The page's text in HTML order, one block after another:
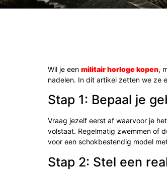
Wil je eenmilitair horloge kopen,
nadelen. In dit artikel zetten we ze
Stap 1: Bepaal je
Vraag jezelf eerst af waarvoor je
volstaat. Regelmatig zwemmen of
voor een schokbestendig model
Stap 2: Stel een